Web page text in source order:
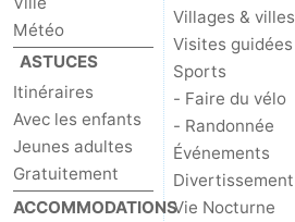
touristes
Contact
Us
Météo
ASTUCES
Itinéraires
Avec les enfants
Jeunes adultes
Gratuitement
ACCOMMODATIONS
Villages & villes
Visites guidées
Sports
- Faire du vélo
- Randonnée
Événements
Divertissement
Vie Nocturne